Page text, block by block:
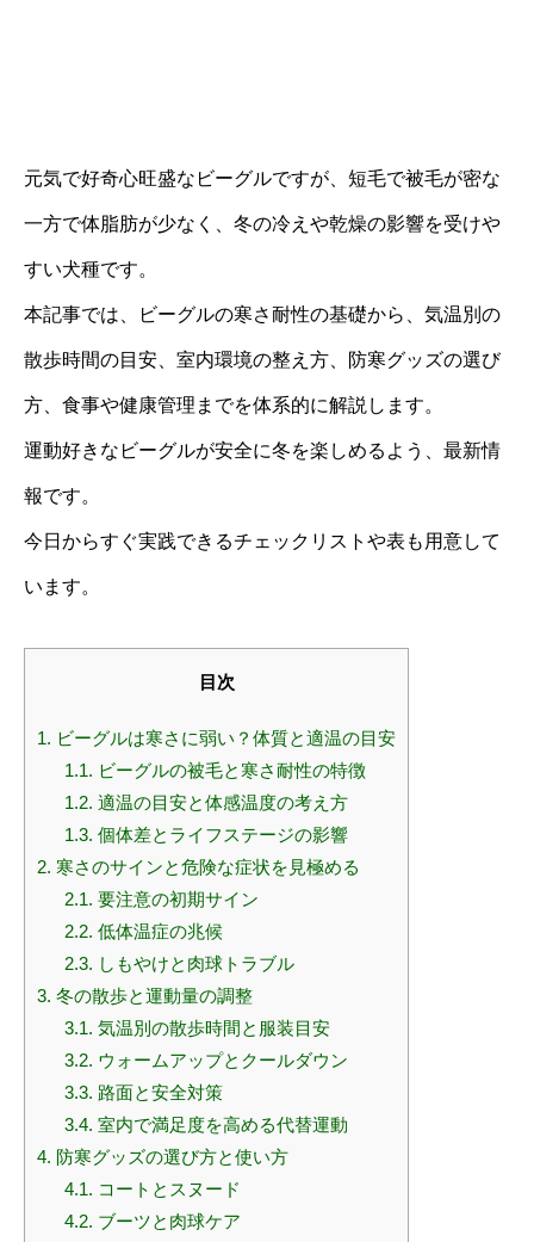
元気で好奇心旺盛なビーグルですが、短毛で被毛が密な
一方で体脂肪が少なく、冬の冷えや乾燥の影響を受けや
すい犬種です。
本記事では、ビーグルの寒さ耐性の基礎から、気温別の
散歩時間の目安、室内環境の整え方、防寒グッズの選び
方、食事や健康管理までを体系的に解説します。
運動好きなビーグルが安全に冬を楽しめるよう、最新情
報です。
今日からすぐ実践できるチェックリストや表も用意して
います。
目次
1. ビーグルは寒さに弱い？体質と適温の目安
1.1. ビーグルの被毛と寒さ耐性の特徴
1.2. 適温の目安と体感温度の考え方
1.3. 個体差とライフステージの影響
2. 寒さのサインと危険な症状を見極める
2.1. 要注意の初期サイン
2.2. 低体温症の兆候
2.3. しもやけと肉球トラブル
3. 冬の散歩と運動量の調整
3.1. 気温別の散歩時間と服装目安
3.2. ウォームアップとクールダウン
3.3. 路面と安全対策
3.4. 室内で満足度を高める代替運動
4. 防寒グッズの選び方と使い方
4.1. コートとスヌード
4.2. ブーツと肉球ケア